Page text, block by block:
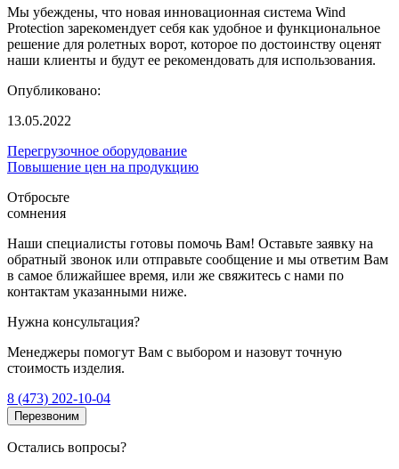
Мы убеждены, что новая инновационная система Wind
Protection зарекомендует себя как удобное и функциональное
решение для ролетных ворот, которое по достоинству оценят
наши клиенты и будут ее рекомендовать для использования.
Опубликовано:
13.05.2022
Перегрузочное оборудование
Повышение цен на продукцию
Отбросьте
сомнения
Наши специалисты готовы помочь Вам! Оставьте заявку на
обратный звонок или отправьте сообщение и мы ответим Вам
в самое ближайшее время, или же свяжитесь с нами по
контактам указанными ниже.
Нужна консультация?
Менеджеры помогут Вам с выбором и назовут точную
стоимость изделия.
8 (473) 202-10-04
Перезвоним
Остались вопросы?